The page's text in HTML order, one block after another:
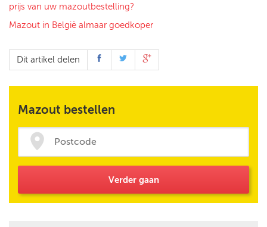
prijs van uw mazoutbestelling?
Mazout in België almaar goedkoper
Dit artikel delen
Mazout bestellen
Verder gaan